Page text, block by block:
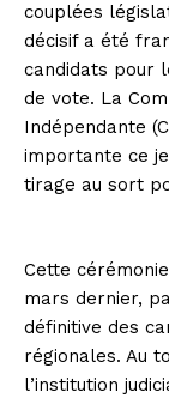
couplées
décisif a été
candidats pour
de vote. La
Indépendante
importante ce
tirage au sort
Cette
mars dernier,
définitive des
régionales. Au
l’institution